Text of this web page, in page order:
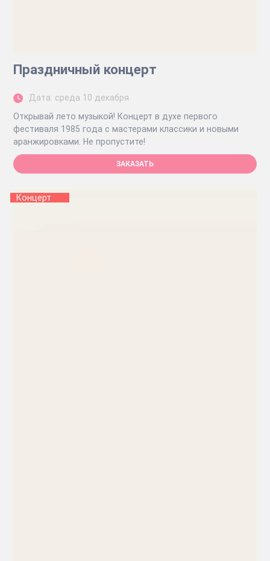
Праздничный концерт
Дата: среда 10 декабря
Открывай лето музыкой! Концерт в духе первого
фестиваля 1985 года с мастерами классики и новыми
аранжировками. Не пропустите!
ЗАКАЗАТЬ
Концерт